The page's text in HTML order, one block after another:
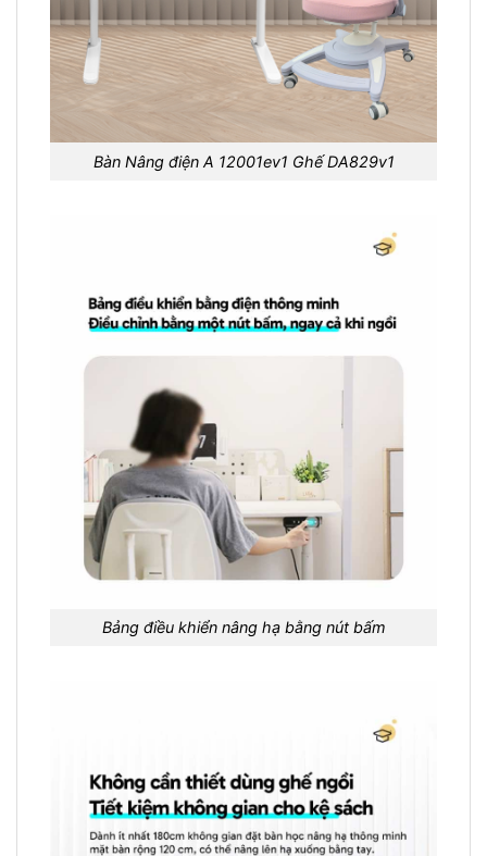
Bàn Nâng điện A 12001ev1 Ghế DA829v1
Bảng điều khiển nâng hạ bằng nút bấm